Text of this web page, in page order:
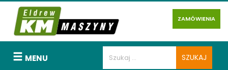
ZAMÓWIENIA
MENU